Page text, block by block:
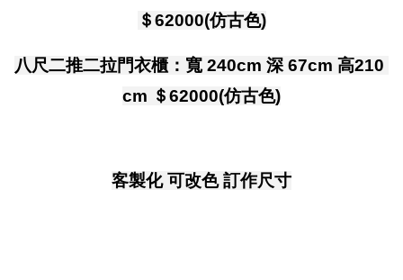
＄62000(仿古色)
八尺二推二拉門衣櫃：寬 240cm 深 67cm 高210
cm ＄62000(仿古色)
客製化 可改色 訂作尺寸